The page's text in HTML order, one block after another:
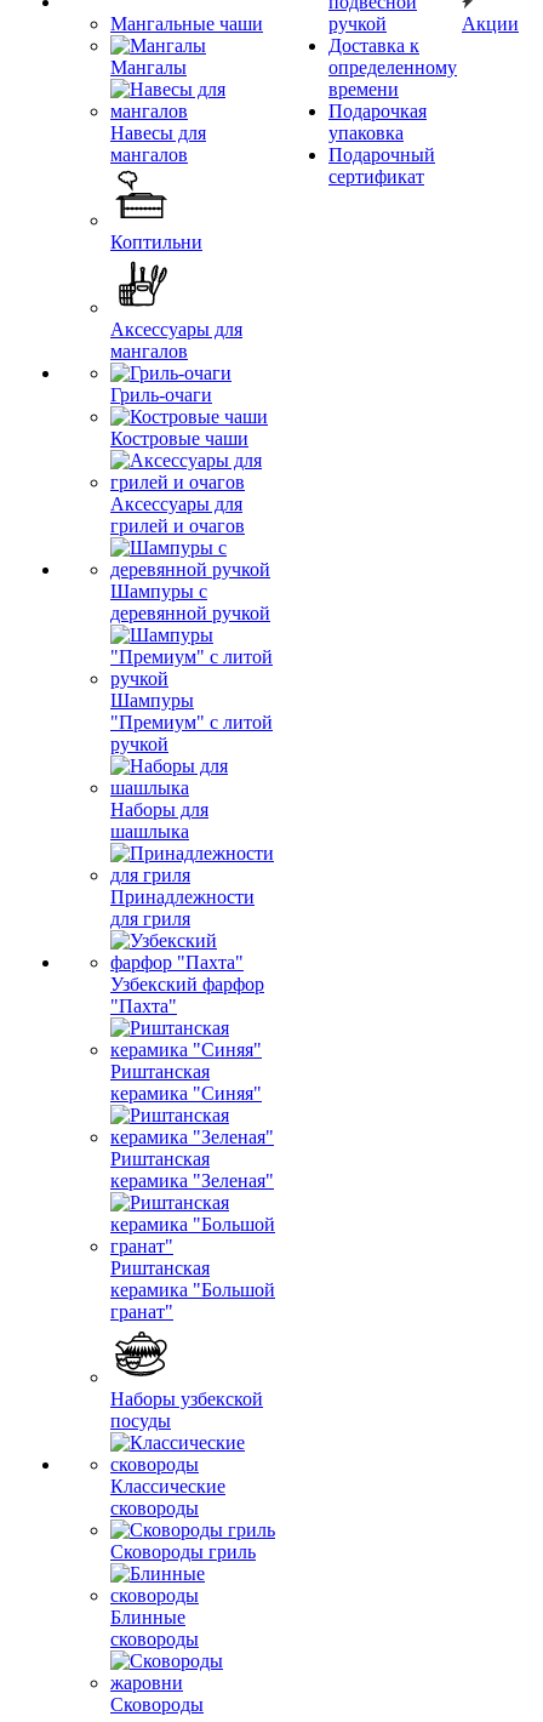
Мангальные чаши
Мангалы
Навесы для
мангалов
Коптильни
Аксессуары для
мангалов
Гриль-очаги
Костровые чаши
Аксессуары для
грилей и очагов
Шампуры с
деревянной ручкой
Шампуры
"Премиум" с литой
ручкой
Наборы для
шашлыка
Принадлежности
для гриля
Узбекский фарфор
"Пахта"
Риштанская
керамика "Синяя"
Риштанская
керамика "Зеленая"
Риштанская
керамика "Большой
гранат"
Наборы узбекской
посуды
Классические
сковороды
Сковороды гриль
Блинные
сковороды
Сковороды
ручкой
Доставка к
определенному
времени
Подарочкая
упаковка
Подарочный
сертификат
Акции